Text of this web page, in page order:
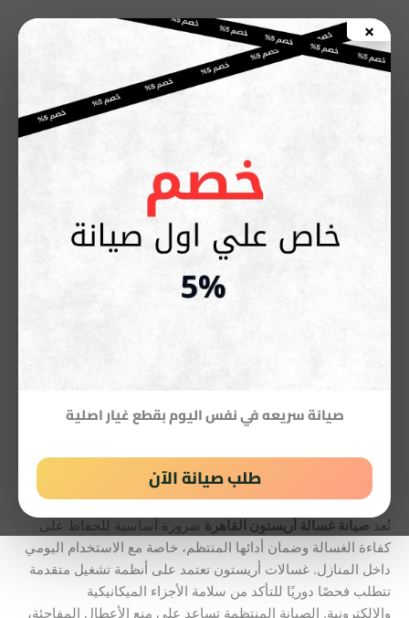
×
صيانة سريعه في نفس اليوم بقطع غيار اصلية
طلب صيانة الآن
إلى
المحتوى
توكيل صيانة غسالة أريستون
لديك عن العمل فجأة؟ هل لاحظت
ضعفًا في العصر، أو تسريب مياه، أو أصواتًا غير معتادة أثناء
متخصصًا، أهمية الصيانة الدورية وقطع الغيار الأصلية، وكيف تختار
لماذا تعتبر صيانة غسالة أريستون القاهرة ضرورية للحفاظ على
كفاءة الغسالة؟
تُعد صيانة غسالة أريستون القاهرة ضرورة أساسية للحفاظ على
كفاءة الغسالة وضمان أدائها المنتظم، خاصة مع الاستخدام اليومي
داخل المنازل. غسالات أريستون تعتمد على أنظمة تشغيل متقدمة
تتطلب فحصًا دوريًا للتأكد من سلامة الأجزاء الميكانيكية
والإلكترونية. الصيانة المنتظمة تساعد على منع الأعطال المفاجئة،